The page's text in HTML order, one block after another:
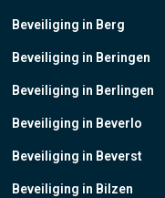
Beveiliging in Berg
Beveiliging in Beringen
Beveiliging in Berlingen
Beveiliging in Beverlo
Beveiliging in Beverst
Beveiliging in Bilzen